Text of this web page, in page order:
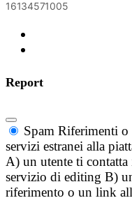
16134571005
Report
Spam Riferimenti o
servizi estranei alla
A) un utente ti
servizio di editing B)
riferimento o un link